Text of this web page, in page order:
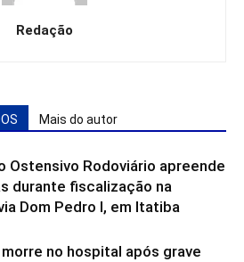
Redação
Mais do autor
Ostensivo Rodoviário apreende
durante fiscalização na
Dom Pedro I, em Itatiba
no hospital após grave